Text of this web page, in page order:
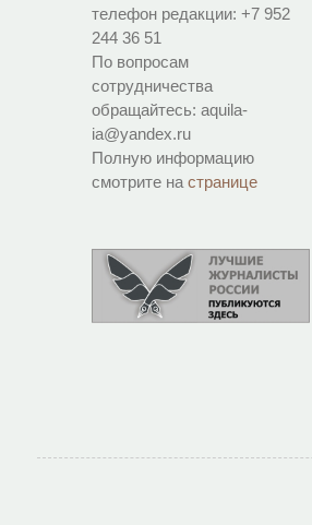
телефон редакции: +7 952
244 36 51
По вопросам
сотрудничества
обращайтесь: aquila-
ia@yandex.ru
Полную информацию
смотрите на странице